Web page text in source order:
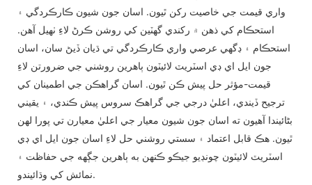
واري قيمت جي خاصيت رکن ٿيون. اسان جون شيون ڪارڪردگي ۽
استحڪام کي ذهن ۾ رکندي گهٽين کي روشن ڪرڻ لاءِ ٺهيل آهن.
استحڪام ۽ ڊگهي عرصي واري ڪارڪردگي تي ڌيان ڏيڻ سان، اسان
جون ايل اي ڊي اسٽريٽ لائيٽون ٻاهرين روشني جي ضرورتن لاءِ
قيمت-مؤثر حل پيش ڪن ٿيون. اسان گراهڪن جي اطمينان کي
ترجيح ڏيندي، اعليٰ درجي جي گراهڪ سروس پيش ڪندي، ۽ يقيني
بڻائيندا آهيون ته اسان جون شيون معيار جي اعليٰ معيارن تي پورا لهن
ٿيون. هڪ قابل اعتماد ۽ سستي روشني حل لاءِ اسان جون ايل اي ڊي
اسٽريٽ لائيٽون چونڊيو جيڪو ڪنهن به ٻاهرين جڳهه جي حفاظت ۽
نمائش کي وڌائيندو.